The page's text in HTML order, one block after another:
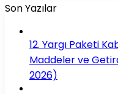
Son Yazılar
12. Yargı Paketi
Maddeler ve
2026)